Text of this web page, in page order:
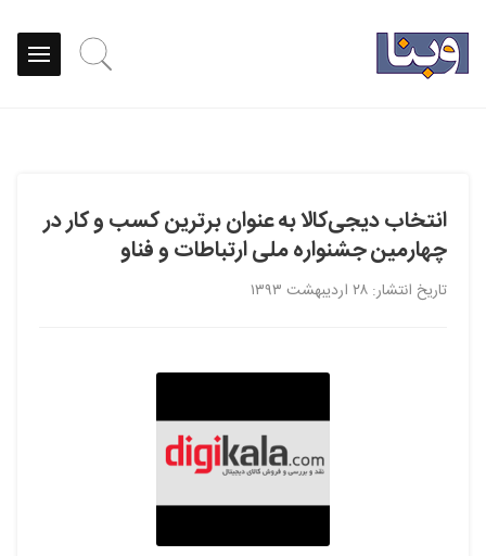
انتخاب دیجی‌کالا به عنوان برترین کسب و کار در
چهارمین جشنواره ملی ارتباطات و فناو
تاریخ انتشار: ۲۸ اردیبهشت ۱۳۹۳